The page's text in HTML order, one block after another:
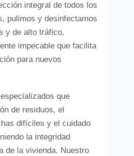
integral de todos los
pulimos y desinfectamos
y de alto tráfico,
impecable que facilita
para nuevos
que
de residuos, el
difíciles y el cuidado
la integridad
de la vivienda. Nuestro